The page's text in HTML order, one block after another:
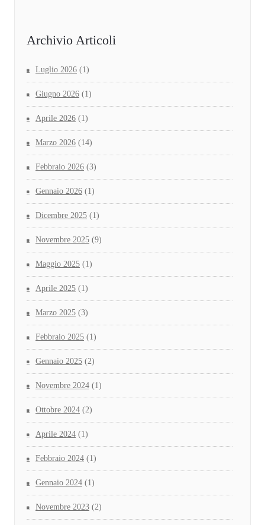
Archivio Articoli
Luglio 2026 (1)
Giugno 2026 (1)
Aprile 2026 (1)
Marzo 2026 (14)
Febbraio 2026 (3)
Gennaio 2026 (1)
Dicembre 2025 (1)
Novembre 2025 (9)
Maggio 2025 (1)
Aprile 2025 (1)
Marzo 2025 (3)
Febbraio 2025 (1)
Gennaio 2025 (2)
Novembre 2024 (1)
Ottobre 2024 (2)
Aprile 2024 (1)
Febbraio 2024 (1)
Gennaio 2024 (1)
Novembre 2023 (2)